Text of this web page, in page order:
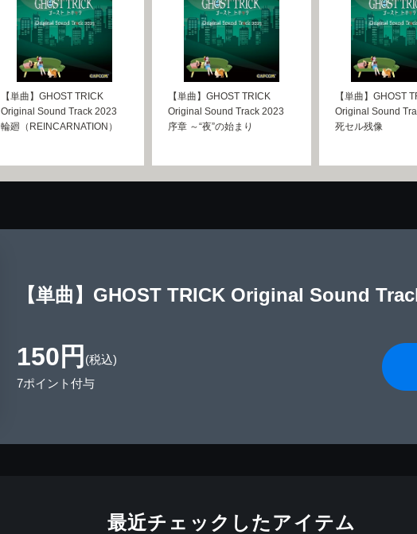
【単曲】GHOST TRICK
Original Sound Track 2023
輪廻（REINCARNATION）
【単曲】GHOST TRICK
Original Sound Track 2023
序章 ～“夜”の始まり
【単曲】GHOST
Original Sound
死セル残像
【単曲】GHOST TRICK Original Sound
150円 (税込)
7ポイント付与
最近チェックしたアイテム